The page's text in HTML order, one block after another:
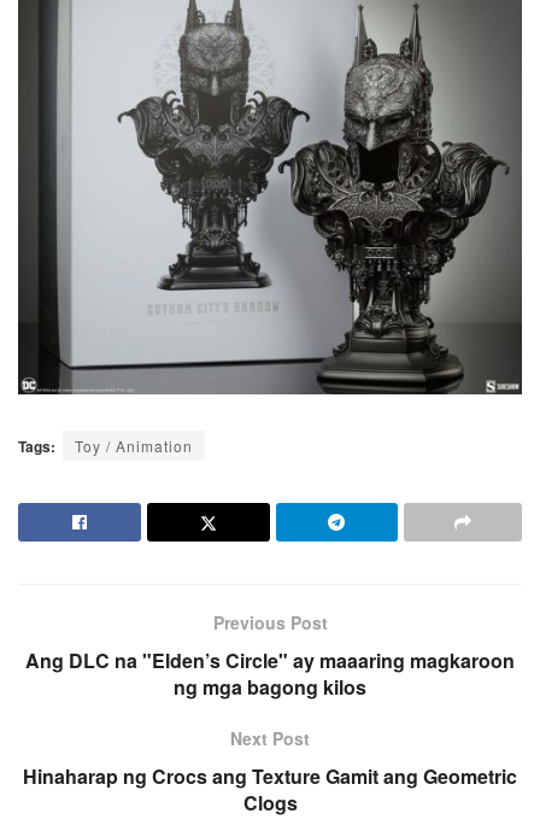
Tags: Toy / Animation
Previous Post
Ang DLC na "Elden’s Circle" ay maaaring magkaroon
ng mga bagong kilos
Next Post
Hinaharap ng Crocs ang Texture Gamit ang Geometric
Clogs